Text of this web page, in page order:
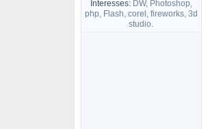
Interesses: DW, Photoshop,
php, Flash, corel, fireworks, 3d
studio.